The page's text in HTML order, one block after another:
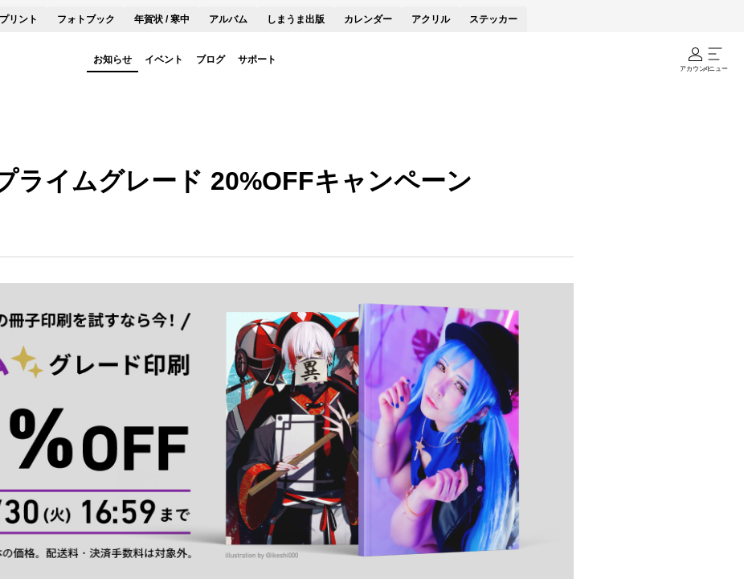
プリント フォトブック 年賀状 / 寒中 アルバム しまうま出版 カレンダー アクリル ステッカー
お知らせ イベント ブログ サポート
アカウントメニュー
ライムグレード 20%OFFキャンペーン